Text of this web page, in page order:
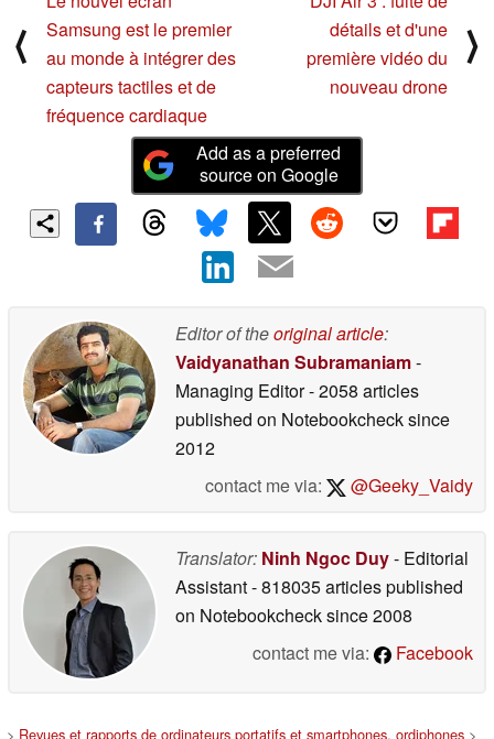
⟨
Samsung est le premier
au monde à intégrer des
capteurs tactiles et de
fréquence cardiaque
détails et d'une
première vidéo du
nouveau drone
⟩
Add as a preferred
source on Google
Editor of theoriginal article:
Vaidyanathan Subramaniam-
Managing Editor- 2058 articles
published on Notebookchecksince
2012
contact me via:
@Geeky_Vaidy
Translator: Ninh Ngoc Duy- Editorial
Assistant- 818035 articles published
on Notebookchecksince 2008
contact me via:
Facebook
> Revues et rapports de ordinateurs portatifs et smartphones, ordiphones >